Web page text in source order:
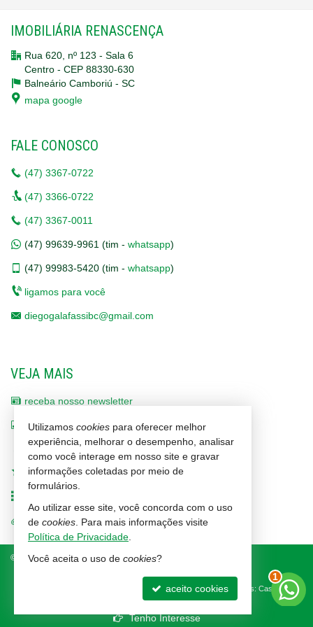
IMOBILIÁRIA RENASCENÇA
Rua 620, nº 123 - Sala 6
Centro - CEP 88330-630
Balneário Camboriú - SC
mapa google
FALE CONOSCO
(47) 3367-0722
(47) 3366-0722
(47) 3367-0011
(47) 99639-9961 (tim - whatsapp)
(47) 99983-5420 (tim - whatsapp)
ligamos para você
diegogalafassibc@gmail.com
VEJA MAIS
receba nosso newsletter
indicadores financeiros
cadastre seu imóvel
imóveis favoritos
trabalhe conosco
© 2026 CRECI/SC 1464-J Política de Privacidade
Site para imobiliárias: Castel Digital
2
Tenho Interesse
Utilizamos cookies para oferecer melhor
experiência, melhorar o desempenho, analisar
como você interage em nosso site e gravar
informações coletadas por meio de
formulários.
Ao utilizar esse site, você concorda com o uso
de cookies . Para mais informações visite
Política de Privacidade
Você aceita o uso de cookies?
aceito cookies